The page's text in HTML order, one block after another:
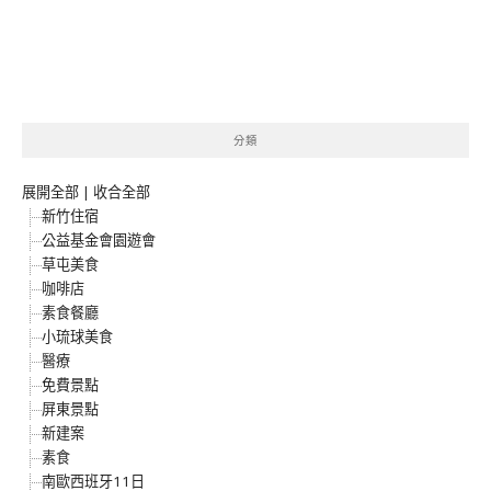
分類
展開全部 | 收合全部
新竹住宿
公益基金會園遊會
草屯美食
咖啡店
素食餐廳
小琉球美食
醫療
免費景點
屏東景點
新建案
素食
南歐西班牙11日